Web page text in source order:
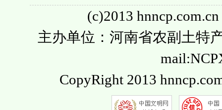
(c)2013
主办单位：河南省农副土特
CopyRight 2013